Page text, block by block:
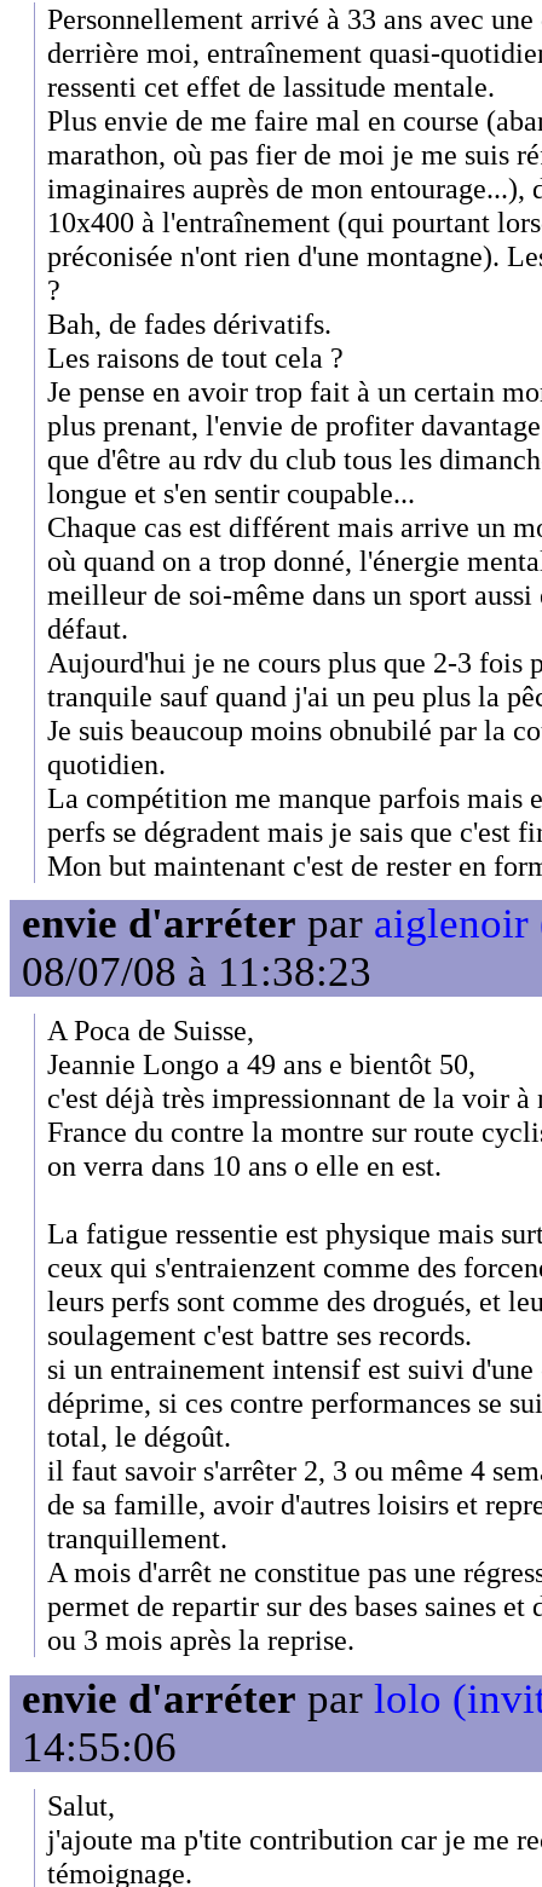
Personnellement arrivé à 33 ans avec
derrière moi, entraînement quasi-
ressenti cet effet de lassitude mentale.
Plus envie de me faire mal en course
marathon, où pas fier de moi je me suis
imaginaires auprès de mon entourage...),
10x400 à l'entraînement (qui pourtant
préconisée n'ont rien d'une montagne).
?
Bah, de fades dérivatifs.
Les raisons de tout cela ?
Je pense en avoir trop fait à un certain
plus prenant, l'envie de profiter
que d'être au rdv du club tous les
longue et s'en sentir coupable...
Chaque cas est différent mais arrive un
où quand on a trop donné, l'énergie
meilleur de soi-même dans un sport
défaut.
Aujourd'hui je ne cours plus que 2-3 fois
tranquile sauf quand j'ai un peu plus la
Je suis beaucoup moins obnubilé par la
quotidien.
La compétition me manque parfois mais
perfs se dégradent mais je sais que c'est
Mon but maintenant c'est de rester en
envie d'arréter par
08/07/08 à 11:38:23
A Poca de Suisse,
Jeannie Longo a 49 ans e bientôt 50,
c'est déjà très impressionnant de la voir à
France du contre la montre sur route
on verra dans 10 ans o elle en est.
La fatigue ressentie est physique mais
ceux qui s'entraienzent comme des
leurs perfs sont comme des drogués, et
soulagement c'est battre ses records.
si un entrainement intensif est suivi
déprime, si ces contre performances se
total, le dégoût.
il faut savoir s'arrêter 2, 3 ou même 4
de sa famille, avoir d'autres loisirs et
tranquillement.
A mois d'arrêt ne constitue pas une
permet de repartir sur des bases saines et
ou 3 mois après la reprise.
envie d'arréter par lolo
14:55:06
Salut,
j'ajoute ma p'tite contribution car je me
témoignage.